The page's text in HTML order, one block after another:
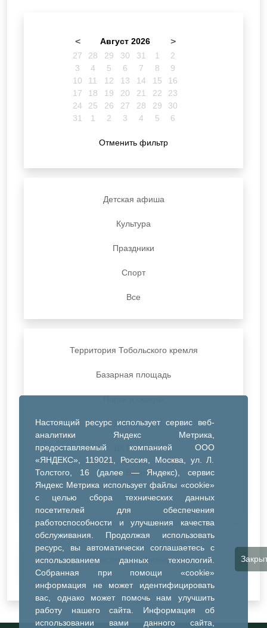
Настоящий ресурс использует сервис веб-
аналитики Яндекс Метрика,
предоставляемый компанией ООО
«ЯНДЕКС», 119021, Россия, Москва, ул. Л.
Толстого, 16 (далее — Яндекс), сервис
Яндекс Метрика использует файлы «cookie»
с целью сбора технических данных
посетителей для обеспечения
работоспособности и улучшения качества
обслуживания. Продолжая использовать
ресурс, вы автоматически соглашаетесь с
использованием данных технологий.
Собранная при помощи «cookie»
информация не может идентифицировать
вас, однако может помочь нам улучшить
работу нашего сайта. Информация об
использовании вами данного сайта,
< Август 2026 >
27 28 29 30 31 1
2
3
4 5 6 7 8
9
10
11 12 13 14 15
16
17
18 19 20 21 22
23
24
25 26 27 28 29
30
31
1 2 3 4 5 6
Отменить фильтр
Детская афиша
Культура
Праздники
Спорт
Все
Территория Тобольского кремля
Базарная площадь
ДК Синтез
ДК Речник
ДК Водник
Иное
Очистить все фильтры